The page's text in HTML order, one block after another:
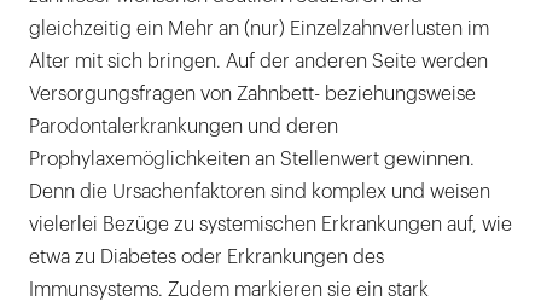
gleichzeitig ein Mehr an (nur) Einzelzahnverlusten im
Alter mit sich bringen. Auf der anderen Seite werden
Versorgungsfragen von Zahnbett- beziehungsweise
Parodontalerkrankungen und deren
Prophylaxemöglichkeiten an Stellenwert gewinnen.
Denn die Ursachenfaktoren sind komplex und weisen
vielerlei Bezüge zu systemischen Erkrankungen auf, wie
etwa zu Diabetes oder Erkrankungen des
Immunsystems. Zudem markieren sie ein stark